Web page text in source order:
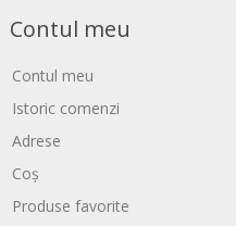
Contul meu
Contul meu
Istoric comenzi
Adrese
Coș
Produse favorite